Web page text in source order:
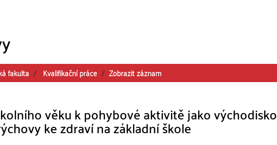
fakulta Kvalifikační práce
Zobrazit záznam
věku k pohybové aktivitě jako východisko
ke zdraví na základní škole